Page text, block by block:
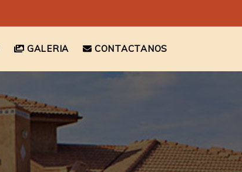
GALERIA CONTACTANOS